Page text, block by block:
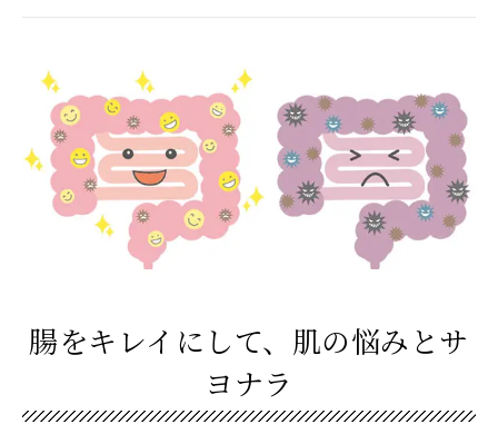
腸をキレイにして、肌の悩みとサ
ヨナラ